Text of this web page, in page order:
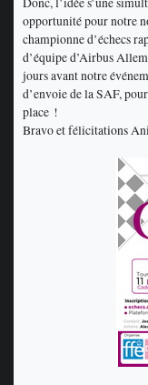
opportunité pour notre
championne d’échecs
d’équipe d’Airbus
jours avant notre
d’envoie de la SAF,
place !
Bravo et félicitations